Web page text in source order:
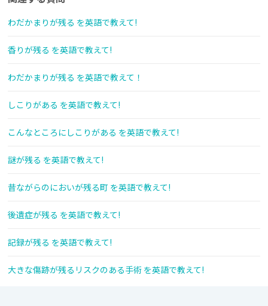
わだかまりが残る を英語で教えて!
香りが残る を英語で教えて!
わだかまりが残る を英語で教えて！
しこりがある を英語で教えて!
こんなところにしこりがある を英語で教えて!
謎が残る を英語で教えて!
昔ながらのにおいが残る町 を英語で教えて!
後遺症が残る を英語で教えて!
記録が残る を英語で教えて!
大きな傷跡が残るリスクのある手術 を英語で教えて!